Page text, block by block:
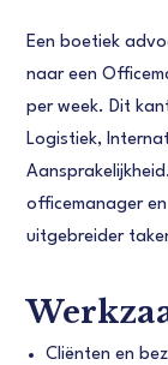
Een boetiek
naar een
per week. Dit
Logistiek,
officemanager
uitgebreider
Cliënten en